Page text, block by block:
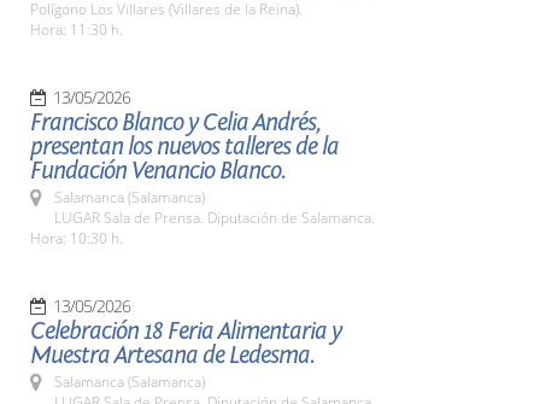
Polígono Los Villares (Villares de la Reina).
Hora: 11:30 h.
13/05/2026
Francisco Blanco y Celia Andrés,
presentan los nuevos talleres de la
Fundación Venancio Blanco.
Salamanca (Salamanca)
LUGAR Sala de Prensa. Diputación de Salamanca.
Hora: 10:30 h.
13/05/2026
Celebración 18 Feria Alimentaria y
Muestra Artesana de Ledesma.
Salamanca (Salamanca)